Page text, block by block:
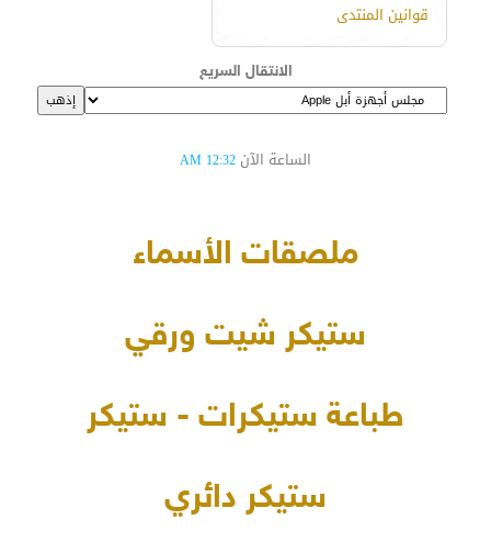
قوانين المنتدى
الانتقال السريع
الساعة الآن 12:32 AM
ملصقات الأسماء
ستيكر شيت ورقي
طباعة ستيكرات - ستيكر
ستيكر دائري